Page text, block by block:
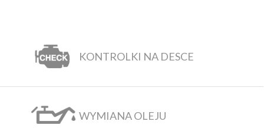
KONTROLKI NA DESCE
WYMIANA OLEJU